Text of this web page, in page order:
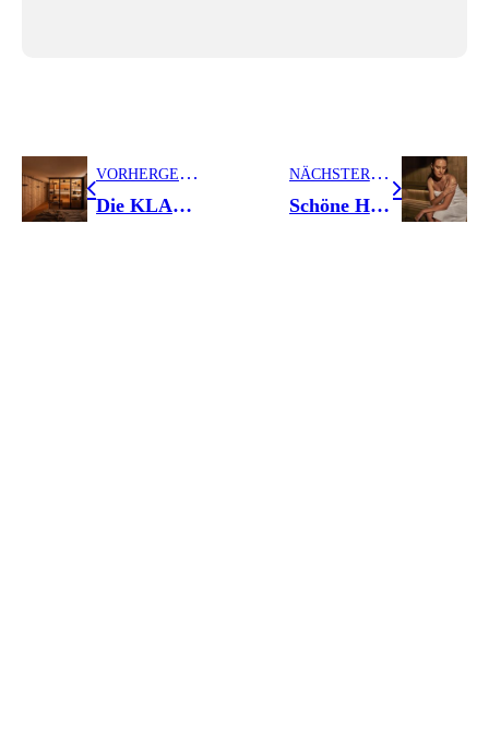
V
ORHERGEHENDER BEITRAG
Die KLAFS Wellness-Trends 2025 – eine neue Ära der ganzheitlichen Gesundheit
N
ÄCHSTER BEITRAG
Schöne Haut mit KLAFS: Warum Schwitzen ein effektiver Beauty-Booster ist